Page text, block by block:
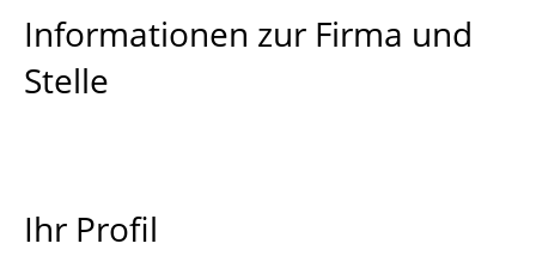
Informationen zur Firma und
Stelle
Ihr Profil